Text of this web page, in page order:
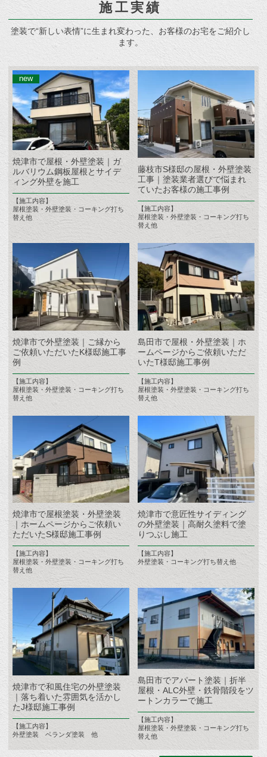
施工実績
塗装で“新しい表情”に生まれ変わった、お客様のお宅をご紹介し
ます。
焼津市で屋根・外壁塗装｜ガ
ルバリウム鋼板屋根とサイデ
ィング外壁を施工
【施工内容】
屋根塗装・外壁塗装・コーキング打ち
替え他
藤枝市S様邸の屋根・外壁塗装
工事｜塗装業者選びで悩まれ
ていたお客様の施工事例
【施工内容】
屋根塗装・外壁塗装・コーキング打ち
替え他
焼津市で外壁塗装｜ご縁から
ご依頼いただいたK様邸施工事
例
【施工内容】
屋根塗装・外壁塗装・コーキング打ち
替え他
島田市で屋根・外壁塗装｜ホ
ームページからご依頼いただ
いたT様邸施工事例
【施工内容】
屋根塗装・外壁塗装・コーキング打ち
替え他
焼津市で屋根塗装・外壁塗装
｜ホームページからご依頼い
ただいたS様邸施工事例
【施工内容】
屋根塗装・外壁塗装・コーキング打ち
替え他
焼津市で意匠性サイディング
の外壁塗装｜高耐久塗料で塗
りつぶし施工
【施工内容】
外壁塗装・コーキング打ち替え他
焼津市で和風住宅の外壁塗装
｜落ち着いた雰囲気を活かし
たJ様邸施工事例
【施工内容】
外壁塗装 ベランダ塗装 他
島田市でアパート塗装｜折半
屋根・ALC外壁・鉄骨階段をツ
ートンカラーで施工
【施工内容】
屋根塗装・外壁塗装・コーキング打ち
替え他